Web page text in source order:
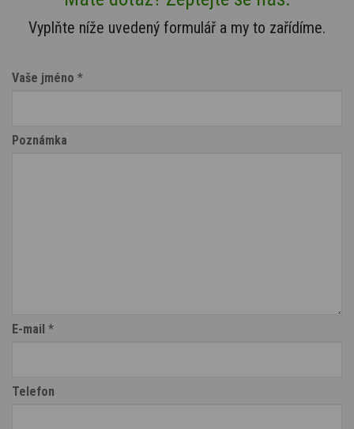
Vyplňte níže uvedený formulář a my to zařídíme.
Vaše jméno *
Poznámka
E-mail *
Telefon